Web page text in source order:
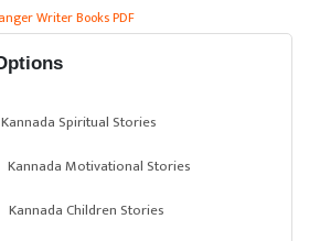
Writer Books PDF
Kannada Spiritual Stories
Kannada Motivational Stories
Kannada Children Stories